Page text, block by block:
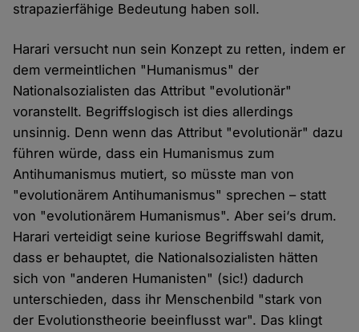
strapazierfähige Bedeutung haben soll.
Harari versucht nun sein Konzept zu retten, indem er
dem vermeintlichen "Humanismus" der
Nationalsozialisten das Attribut "evolutionär"
voranstellt. Begriffslogisch ist dies allerdings
unsinnig. Denn wenn das Attribut "evolutionär" dazu
führen würde, dass ein Humanismus zum
Antihumanismus mutiert, so müsste man von
"evolutionärem Antihumanismus" sprechen – statt
von "evolutionärem Humanismus". Aber sei‘s drum.
Harari verteidigt seine kuriose Begriffswahl damit,
dass er behauptet, die Nationalsozialisten hätten
sich von "anderen Humanisten" (sic!) dadurch
unterschieden, dass ihr Menschenbild "stark von
der Evolutionstheorie beeinflusst war". Das klingt